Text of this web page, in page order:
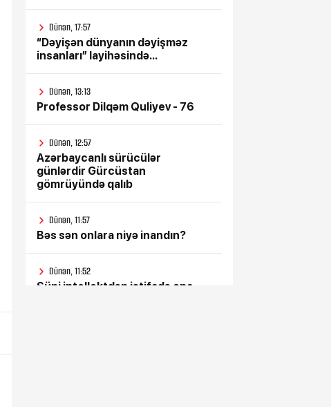
ölümü ilə bağlı Şəmkir rayon
prokrurluğunda araşdırma
aparılır
Dünən, 17:57
“Dəyişən dünyanın dəyişməz
insanları” layihəsində...
Dünən, 13:13
Professor Dilqəm Quliyev - 76
Dünən, 12:57
Azərbaycanlı sürücülər
günlərdir Gürcüstan
gömrüyündə qalıb
Dünən, 11:57
Bəs sən onlara niyə inandın?
Dünən, 11:52
Süni intellektdən istifadə ona